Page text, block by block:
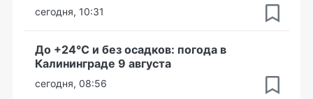
сегодня, 10:31
До +24°С и без осадков: погода в
Калининграде 9 августа
сегодня, 08:56